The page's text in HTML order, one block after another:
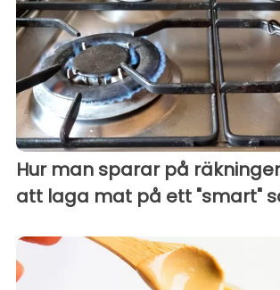
Hur man sparar på
att laga mat på ett "smart"